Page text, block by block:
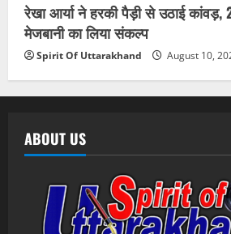
रेखा आर्या ने हरकी पैड़ी से उठाई
मेजबानी का लिया संकल्प
Spirit Of Uttarakhand August 10,
ABOUT US